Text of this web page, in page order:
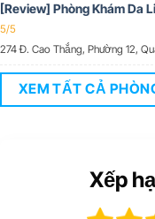
[Review] Phòng Khám Da
5/5
274 Đ. Cao Thắng, Phường 12,
XEM TẤT CẢ
Xếp